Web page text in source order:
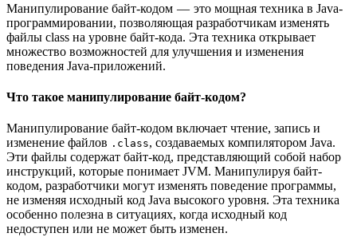
Манипулирование байт-кодом — это мощная техника в Java-
программировании, позволяющая разработчикам изменять
файлы class на уровне байт-кода. Эта техника открывает
множество возможностей для улучшения и изменения
поведения Java-приложений.
Что такое манипулирование байт-кодом?
Манипулирование байт-кодом включает чтение, запись и
изменение файлов .class, создаваемых компилятором Java.
Эти файлы содержат байт-код, представляющий собой набор
инструкций, которые понимает JVM. Манипулируя байт-
кодом, разработчики могут изменять поведение программы,
не изменяя исходный код Java высокого уровня. Эта техника
особенно полезна в ситуациях, когда исходный код
недоступен или не может быть изменен.